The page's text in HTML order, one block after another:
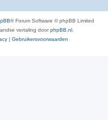
® Forum Software © phpBB Limited
vertaling doorphpBB.nl
| Gebruikersvoorwaarden